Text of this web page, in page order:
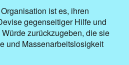
ist es, ihren
gegenseitiger Hilfe und
zurückzugeben, die sie
und Massenarbeitslosigkeit